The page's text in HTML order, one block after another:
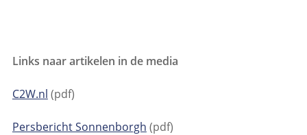
Links naar artikelen in de media
C2W.nl (pdf)
Persbericht Sonnenborgh (pdf)